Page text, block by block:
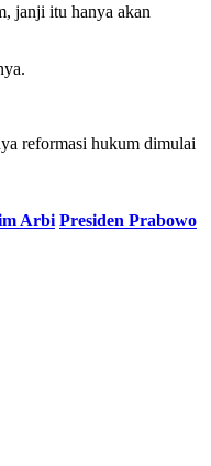
janji itu hanya akan
reformasi hukum dimulai
Arbi Presiden Prabowo